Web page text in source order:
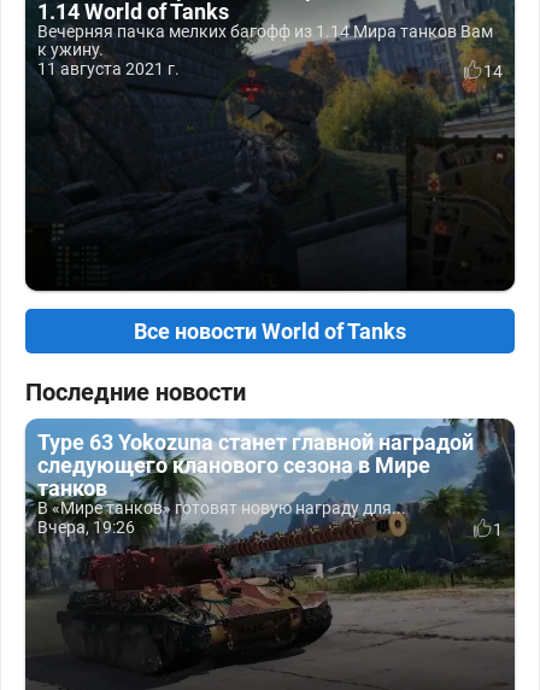
1.14 World of Tanks
Вечерняя пачка мелких багофф из 1.14 Мира танков Вам
к ужину.
11 августа 2021 г.
14
Все новости World of Tanks
Последние новости
Type 63 Yokozuna станет главной наградой
следующего кланового сезона в Мире
танков
В «Мире танков» готовят новую награду для...
Вчера, 19:26
1